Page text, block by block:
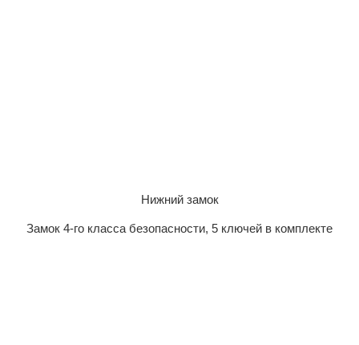
Нижний замок
Замок 4-го класса безопасности, 5 ключей в комплекте